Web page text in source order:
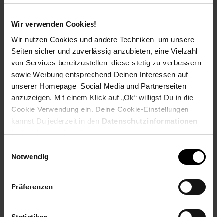
Wir verwenden Cookies!
Wir nutzen Cookies und andere Techniken, um unsere
Seiten sicher und zuverlässig anzubieten, eine Vielzahl
von Services bereitzustellen, diese stetig zu verbessern
sowie Werbung entsprechend Deinen Interessen auf
unserer Homepage, Social Media und Partnerseiten
anzuzeigen. Mit einem Klick auf „Ok“ willigst Du in die
Cookie Verwendung ein. Deine Cookie-Einstellungen
kannst Du jederzeit in den Datenschutzinformationen
ändern bzw. widerrufen.
Notwendig
Präferenzen
Ausbildungsdauer: 2 Jahre
Bewerbungen ab: Einem Jahr vor
Ausbildungsbeginn
Schulabschluss: Hauptschulabschluss
Bewerben per Formular